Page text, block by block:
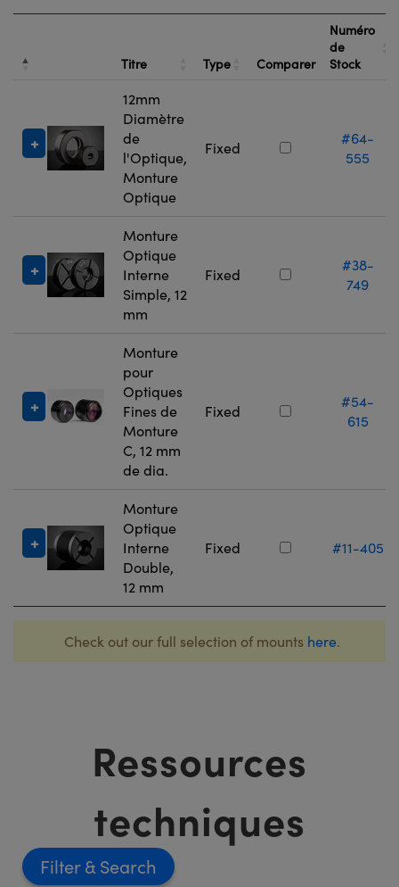
Titre Type Comparer
Numéro
de
Stock
12mm
Diamètre
de
l'Optique,
Monture
Optique
Fixed
#64-
555
Monture
Optique
Interne
Simple, 12
mm
Fixed
#38-
749
Monture
pour
Optiques
Fines de
Monture
C, 12 mm
de dia.
Fixed
#54-
615
Monture
Optique
Interne
Double,
12 mm
Fixed #11-405
Check out our full selection of mounts here.
Ressources
techniques
Filter